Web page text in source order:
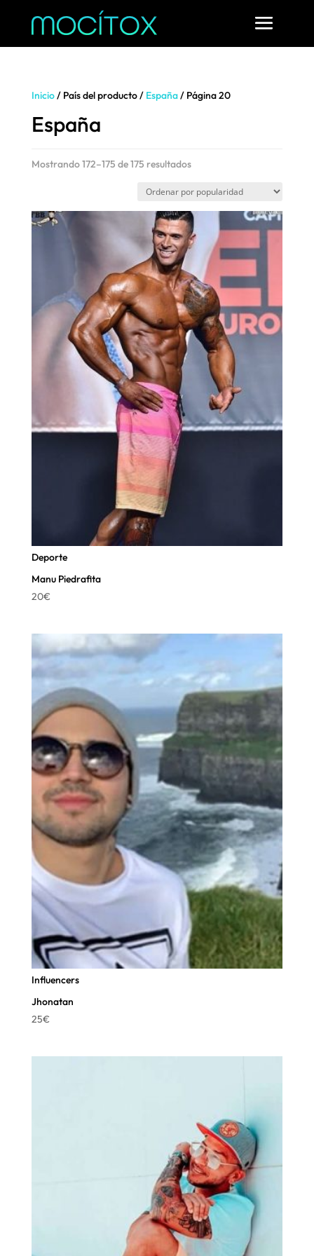
Inicio/ País del producto / España/ Página 20
España
Mostrando 172–175 de 175 resultadosOrdenado
popularidad
Deporte
Manu Piedrafita
20€
Influencers
Jhonatan
25€